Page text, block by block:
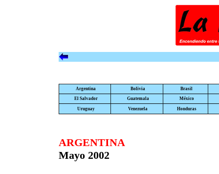
Argentina Bolivia
Brasil
El Salvador
Guatemala México
Uruguay Venezuela Honduras
ARGENTINA
Mayo 2002